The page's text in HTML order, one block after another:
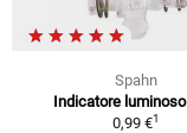
Spahn
Indicatore
0,99 €1